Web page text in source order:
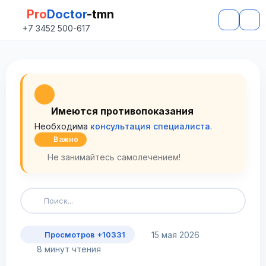
ProDoctor-tmn
+7 3452 500-617
Имеются противопоказания
Необходима консультация специалиста.
Важно
Не занимайтесь самолечением!
Просмотров +10331
15 мая 2026
8 минут чтения